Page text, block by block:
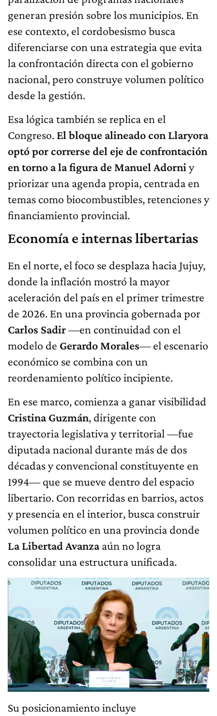
generan presión sobre los municipios. En
ese contexto, el cordobesismo busca
diferenciarse con una estrategia que evita
la confrontación directa con el gobierno
nacional, pero construye volumen político
desde la gestión.
Esa lógica también se replica en el
Congreso. El bloque alineado con Llaryora
optó por correrse del eje de confrontación
en torno a la figura de Manuel Adorni y
priorizar una agenda propia, centrada en
temas como biocombustibles, retenciones y
financiamiento provincial.
Economía e internas libertarias
En el norte, el foco se desplaza hacia Jujuy,
donde la inflación mostró la mayor
aceleración del país en el primer trimestre
de 2026. En una provincia gobernada por
Carlos Sadir—en continuidad con el
modelo de Gerardo Morales— el escenario
económico se combina con un
reordenamiento político incipiente.
En ese marco, comienza a ganar visibilidad
Cristina Guzmán, dirigente con
trayectoria legislativa y territorial —fue
diputada nacional durante más de dos
décadas y convencional constituyente en
1994— que se mueve dentro del espacio
libertario. Con recorridas en barrios, actos
y presencia en el interior, busca construir
volumen político en una provincia donde
La Libertad Avanzaaún no logra
consolidar una estructura unificada.
Su posicionamiento incluye